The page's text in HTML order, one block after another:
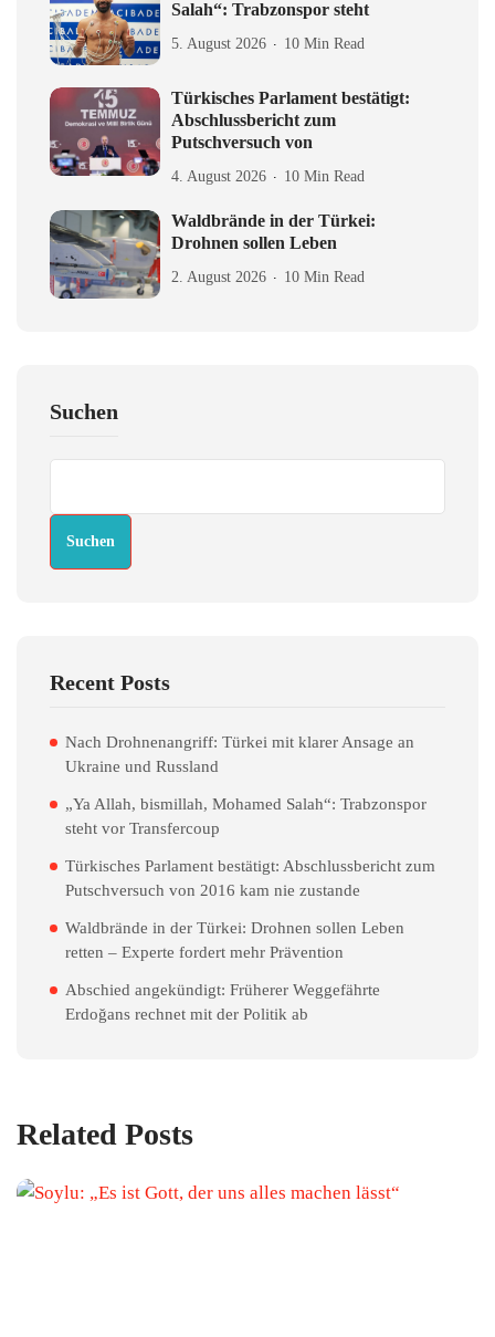
Salah“: Trabzonspor steht
5. August 2026 10 Min Read
Türkisches Parlament bestätigt:
Abschlussbericht zum
Putschversuch von
4. August 2026 10 Min Read
Waldbrände in der Türkei:
Drohnen sollen Leben
2. August 2026 10 Min Read
Suchen
Suchen
Recent Posts
Nach Drohnenangriff: Türkei mit klarer Ansage an
Ukraine und Russland
„Ya Allah, bismillah, Mohamed Salah“: Trabzonspor
steht vor Transfercoup
Türkisches Parlament bestätigt: Abschlussbericht zum
Putschversuch von 2016 kam nie zustande
Waldbrände in der Türkei: Drohnen sollen Leben
retten – Experte fordert mehr Prävention
Abschied angekündigt: Früherer Weggefährte
Erdoğans rechnet mit der Politik ab
Related Posts